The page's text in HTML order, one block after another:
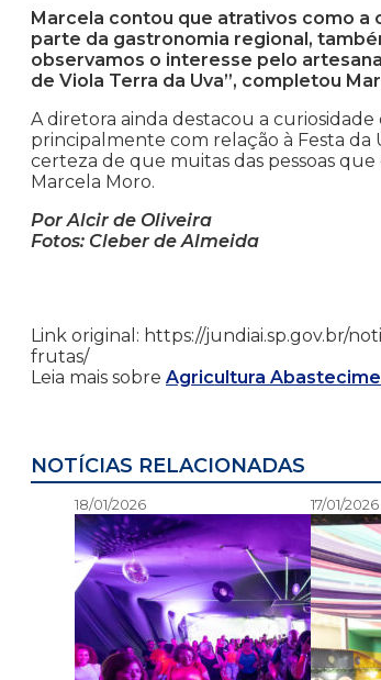
Marcela contou que atrativos como a
parte da gastronomia regional,
observamos o interesse pelo
de Viola Terra da Uva”, completou
A diretora ainda destacou a
principalmente com relação à Festa da
certeza de que muitas das pessoas que
Marcela Moro.
Por Alcir de Oliveira
Fotos: Cleber de Almeida
Link original: https://jundiai.sp.gov.br/
frutas/
Leia mais sobre Agricultura
NOTÍCIAS RELACIONADAS
18/01/2026 17/01/2026